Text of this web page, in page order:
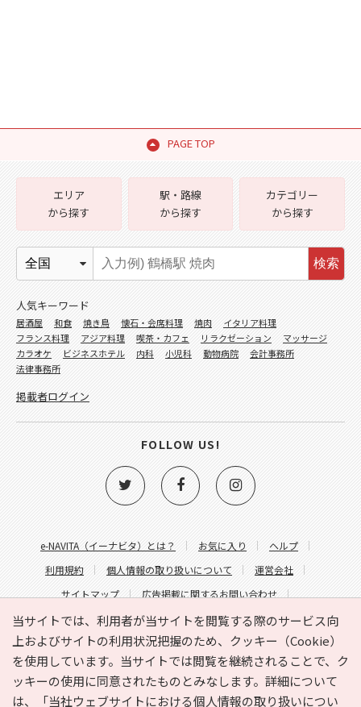
PAGE TOP
当サイトでは、利用者が当サイトを閲覧する際のサービス向
上およびサイトの利用状況把握のため、クッキー（Cookie）
を使用しています。当サイトでは閲覧を継続されることで、ク
ッキーの使用に同意されたものとみなします。詳細について
は、
「当社ウェブサイトにおける個人情報の取り扱いについ
e-NAVITA（イーナビタ）とは？ お気に入り
ヘルプ
利用規約
個人情報の取り扱いについて
運営会社
サイトマップ
広告掲載に関するお問い合わせ
サイトの内容に関するお問い合わせ
エリア
から探す
駅・路線
から探す
カテゴリー
から探す
検索
人気キーワード
居酒屋 和食 焼き鳥 懐石・会席料理 焼肉
イタリア料理
フランス料理
アジア料理 喫茶・カフェ リラクゼーション
マッサージ
カラオケ
ビジネスホテル 内科 小児科 動物病院
会計事務所
法律事務所
掲載者ログイン
FOLLOW US!